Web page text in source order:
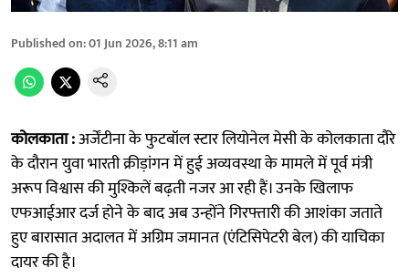
Published on:01 Jun 2026, 8:11 am
कोलकाता :अर्जेंटीना के फुटबॉल स्टार लियोनेल मेसी के कोलकाता दौरे
के दौरान युवा भारती क्रीड़ांगन में हुई अव्यवस्था के मामले में पूर्व मंत्री
अरूप विश्वास की मुश्किलें बढ़ती नजर आ रही हैं। उनके खिलाफ
एफआईआर दर्ज होने के बाद अब उन्होंने गिरफ्तारी की आशंका जताते
हुए बारासात अदालत में अग्रिम जमानत (एंटिसिपेटरी बेल) की याचिका
दायर की है।